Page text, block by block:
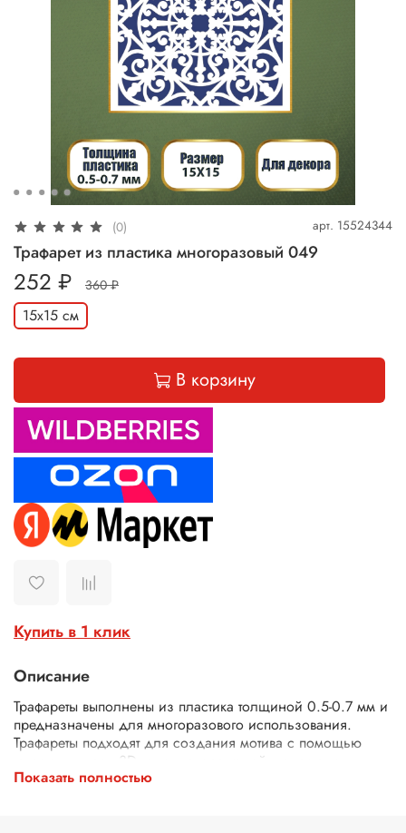
(0) арт. 15524344
Трафарет из пластика многоразовый 049
252 ₽ 360 ₽
15х15 см
В корзину
Купить в 1 клик
Описание
Трафареты выполнены из пластика толщиной 0.5-0.7 мм и
предназначены для многоразового использования.
Трафареты подходят для создания мотива с помощью
текстурных паст, 3D геля, декоративной штукатурки,
шпатлевки. Трафареты подходят для декора различных
Показать полностью